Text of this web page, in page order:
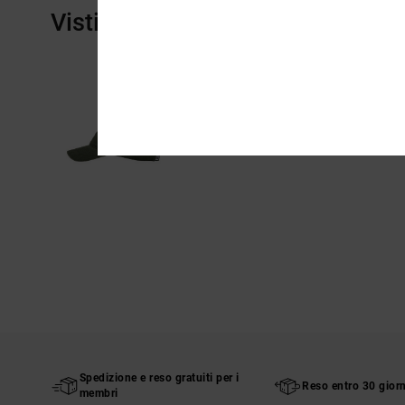
Visti di recente
Spedizione e reso gratuiti per i
membri
Reso entro 30